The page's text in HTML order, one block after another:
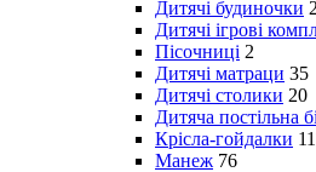
Дитячі будиночки 2
Дитячі ігрові
Пісочниці 2
Дитячі матраци 35
Дитячі столики 20
Дитяча постільна
Крісла-гойдалки
Манеж 76